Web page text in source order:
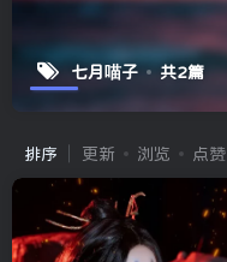
七月喵子 共2篇
排序 更新 浏览 点赞